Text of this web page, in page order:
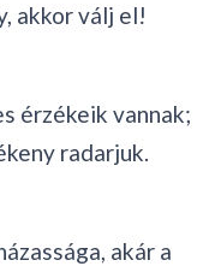
akkor válj el!
érzékeik vannak;
radarjuk.
akár a